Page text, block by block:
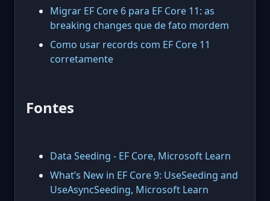
Migrar EF Core 6 para EF Core 11: as
breaking changes que de fato mordem
Como usar records com EF Core 11
corretamente
Fontes
Data Seeding - EF Core, Microsoft Learn
What’s New in EF Core 9: UseSeeding and
UseAsyncSeeding, Microsoft Learn